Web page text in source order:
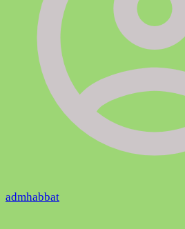
admhabbat